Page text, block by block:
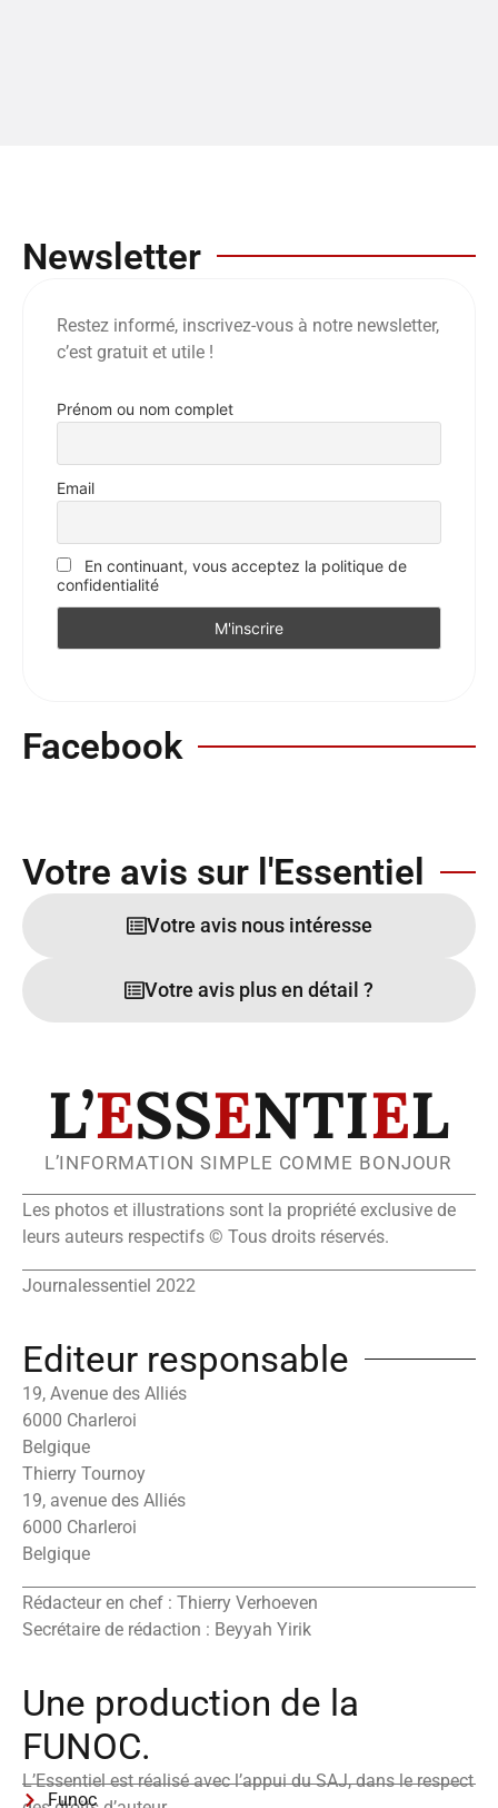
Newsletter
Restez informé, inscrivez-vous à notre newsletter,
c’est gratuit et utile !
Prénom ou nom complet
Email
En continuant, vous acceptez la politique de
confidentialité
Facebook
Votre avis sur l'Essentiel
Votre avis nous intéresse
Votre avis plus en détail ?
L’ESSENTIEL
L’INFORMATION SIMPLE COMME BONJOUR
Les photos et illustrations sont la propriété exclusive de
leurs auteurs respectifs © Tous droits réservés.
Journalessentiel 2022
Editeur responsable
19, Avenue des Alliés
6000 Charleroi
Belgique
Thierry Tournoy
19, avenue des Alliés
6000 Charleroi
Belgique
Rédacteur en chef : Thierry Verhoeven
Secrétaire de rédaction : Beyyah Yirik
Une production de la
FUNOC.
L’Essentiel est réalisé avec l’appui du SAJ, dans le respect
Funoc